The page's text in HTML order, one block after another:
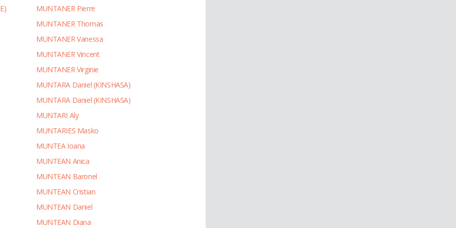
MUNTANER Pierre
MUNTANER Thomas
MUNTANER Vanessa
MUNTANER Vincent
MUNTANER Virginie
MUNTARA Daniel (KINSHASA)
MUNTARA Daniel (KINSHASA)
MUNTARI Aly
MUNTARIES Masko
MUNTEA Ioana
MUNTEAN Anica
MUNTEAN Baronel
MUNTEAN Cristian
MUNTEAN Daniel
MUNTEAN Diana